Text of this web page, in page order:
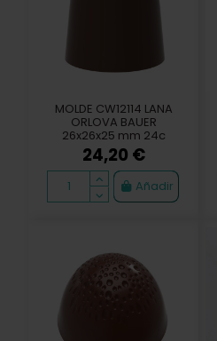
MOLDE CW12114 LANA
ORLOVA BAUER
26x26x25 mm 24c
24,20 €
Añadir